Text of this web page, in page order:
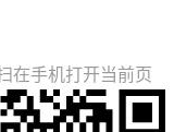
在手机打开当前页